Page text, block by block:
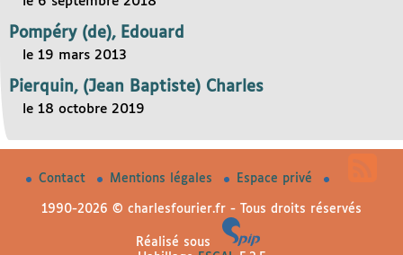
Pompéry (de), Edouard
le 19 mars 2013
Pierquin, (Jean Baptiste) Charles
le 18 octobre 2019
Contact Mentions légales Espace privé
1990-2026 © charlesfourier.fr - Tous droits réservés
Réalisé sous